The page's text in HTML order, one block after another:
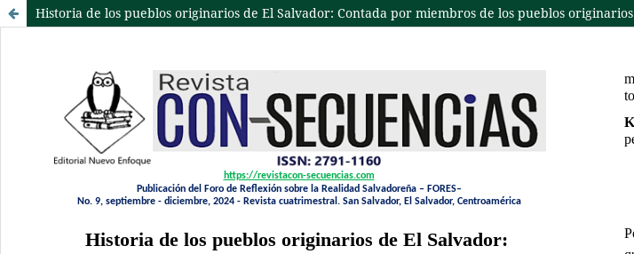
Historia de los pueblos originarios de El Salvador: Contada por miembros de los pueblos originarios